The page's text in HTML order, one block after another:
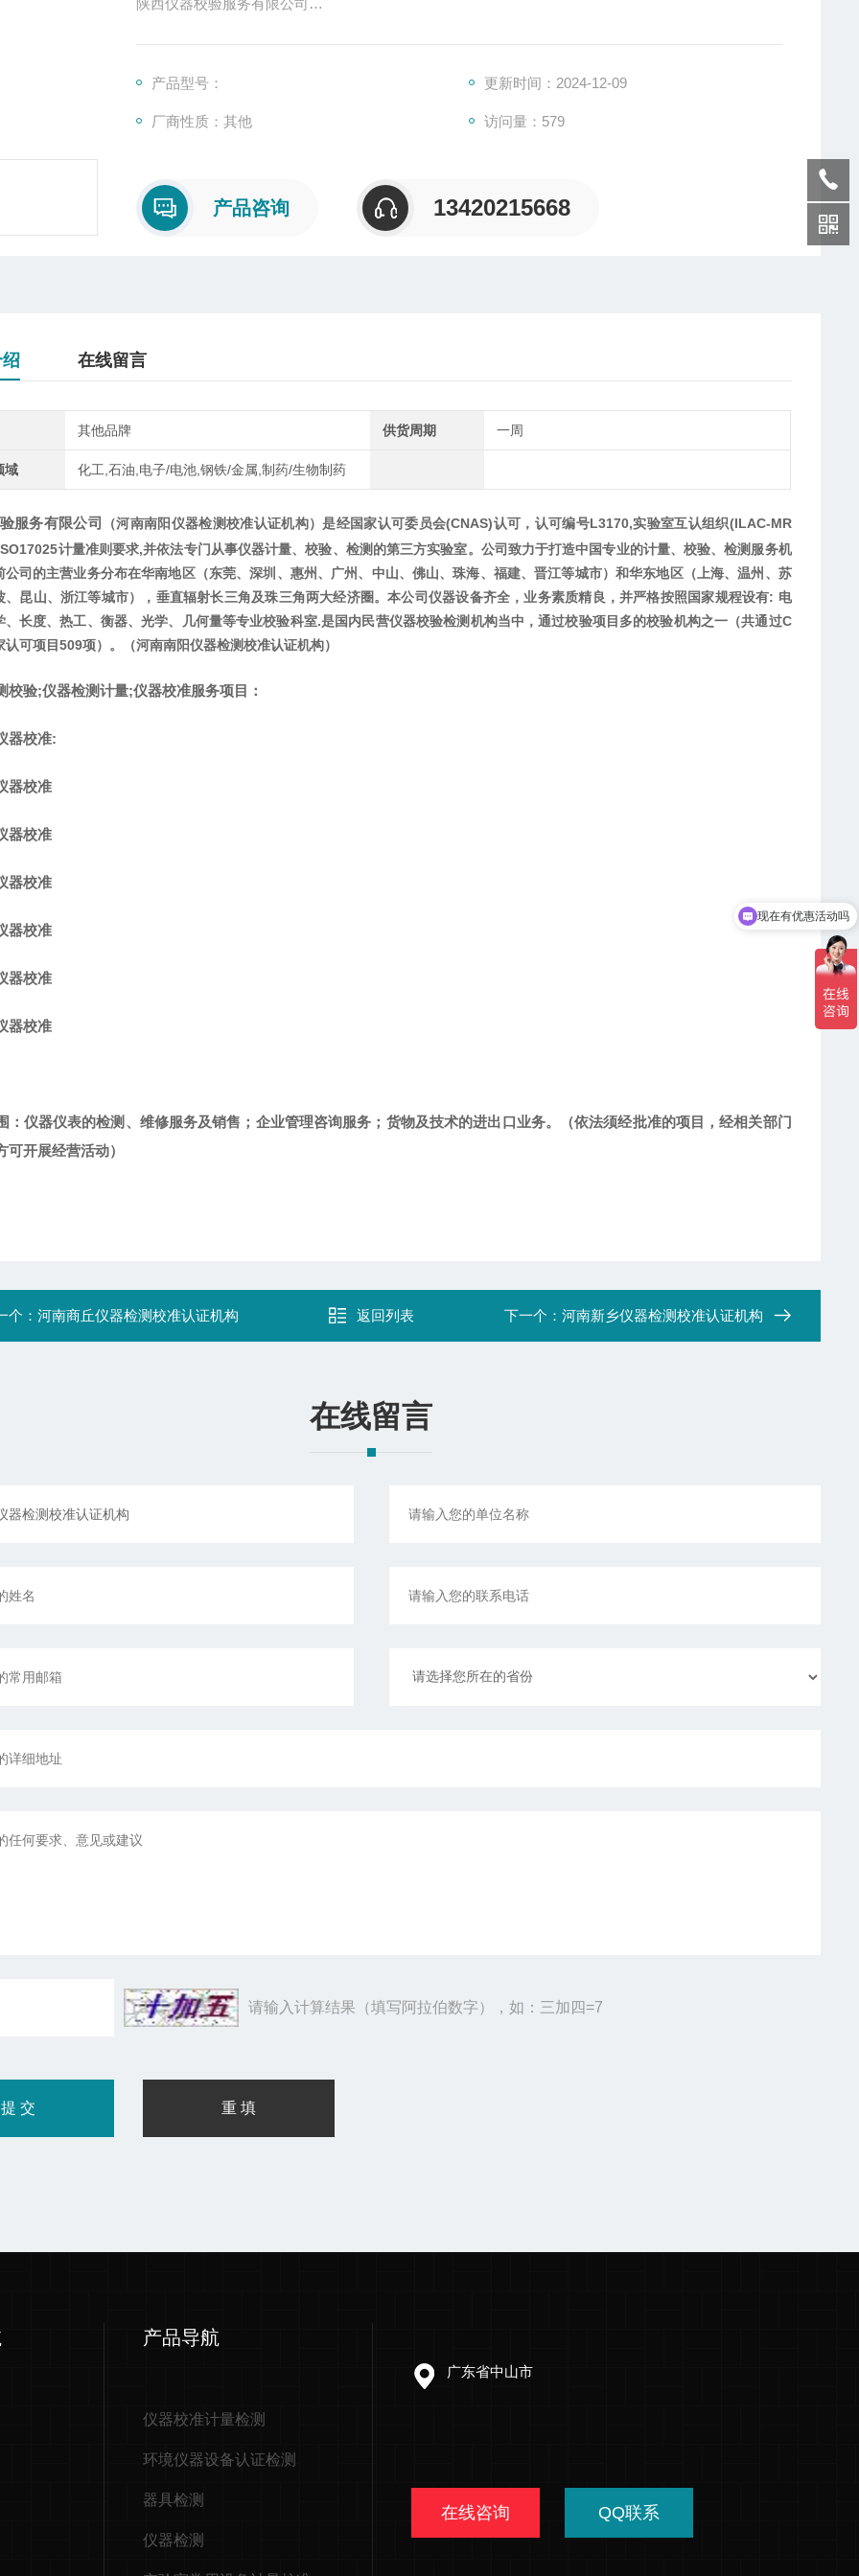
陕西仪器校验服务有限公司
产品型号：
更新时间：2024-12-09
厂商性质：其他 访问量：579
产品咨询 13420215668
在线留言
其他品牌 供货周期 一周
域 化工,石油,电子/电池,钢铁/金属,制药/生物制药
服务有限公司 （河南南阳仪器检测校准认证机构）是经国家认可委员会(CNAS)认可，认可编号L3170,实验室互认组织(ILAC-MR
计量准则要求,并依法专门从事仪器计量、校验、检测的第三方实验室。公司致力于打造中国专业的计量、校验、检测服务机
公司的主营业务分布在华南地区（东莞、深圳、惠州、广州、中山、佛山、珠海、福建、晋江等城市）和华东地区（上海、温州、苏
、昆山、浙江等城市），垂直辐射长三角及珠三角两大经济圈。本公司仪器设备齐全，业务素质精良，并严格按照国家规程设有: 电
、长度、热工、衡器、光学、几何量等专业校验科室.是国内民营仪器校验检测机构当中，通过校验项目多的校验机构之一（共通过C
认可项目509项）。（河南南阳仪器检测校准认证机构）
校验;仪器检测计量;仪器校准服务项目：
器校准:
器校准
器校准
器校准
器校准
器校准
器校准
：仪器仪表的检测、维修服务及销售；企业管理咨询服务；货物及技术的进出口业务。（依法须经批准的项目，经相关部门
可开展经营活动）
个：河南商丘仪器检测校准认证机构 返回列表 下一个： 河南新乡仪器检测校准认证机构
在线留言
请输入计算结果（填写阿拉伯数字），如：三加四=7
产品导航
仪器校准计量检测
环境仪器设备认证检测
器具检测
仪器检测
广东省中山市
在线咨询 QQ联系
可以介绍下你们的产品么